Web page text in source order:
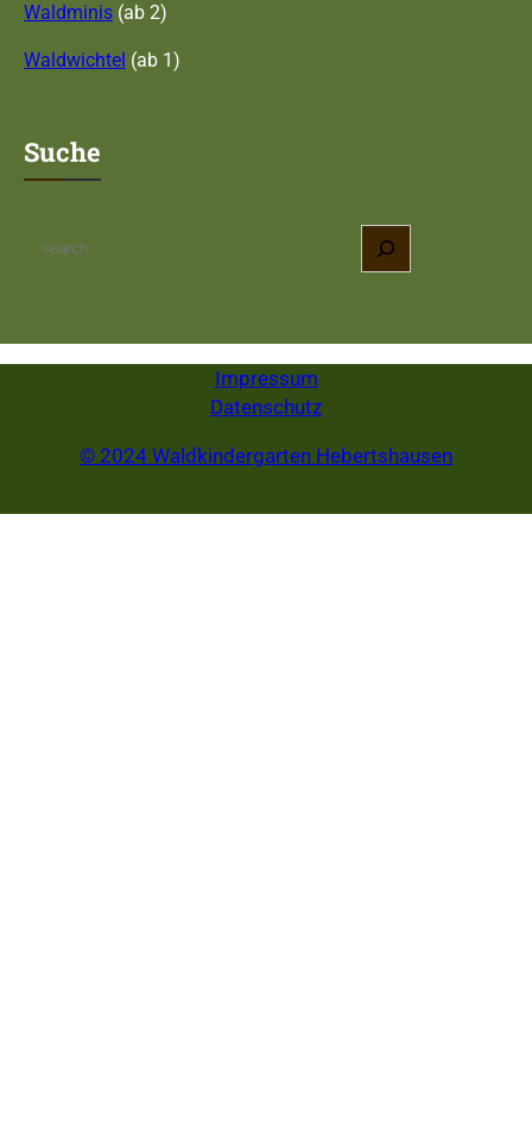
Waldminis (ab 2)
Waldwichtel (ab 1)
Suche
c
Impressum
Datenschutz
© 2024 Waldkindergarten Hebertshausen